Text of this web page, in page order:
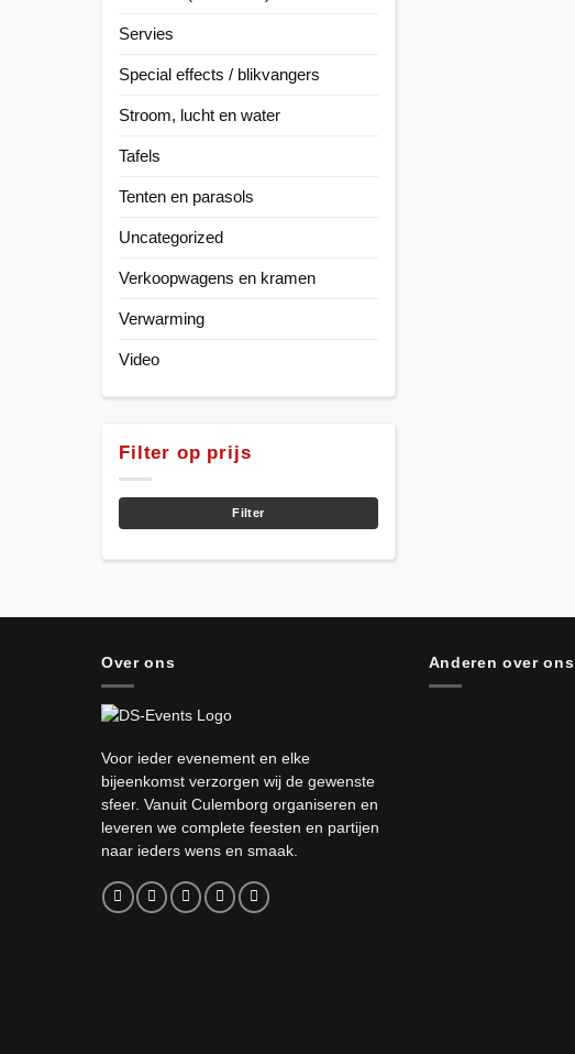
Servies
Special effects / blikvangers
Stroom, lucht en water
Tafels
Tenten en parasols
Uncategorized
Verkoopwagens en kramen
Verwarming
Video
Filter op prijs
Min.
Max.
Filter
Over ons
Voor ieder evenement en elke
bijeenkomst verzorgen wij de gewenste
sfeer. Vanuit Culemborg organiseren en
leveren we complete feesten en partijen
naar ieders wens en smaak.
Anderen over ons